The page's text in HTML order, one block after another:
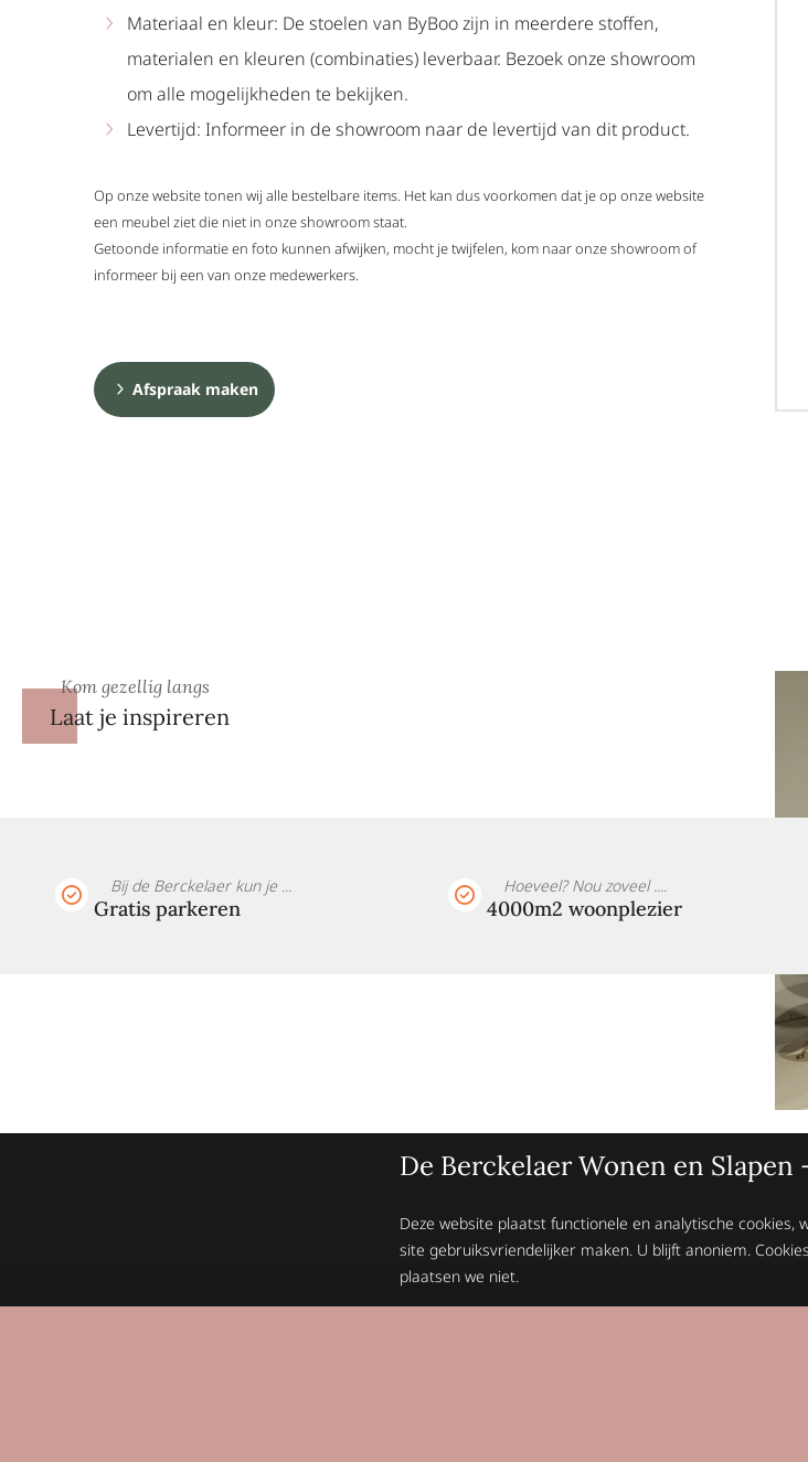
Materiaal en kleur: De stoelen van ByBoo zijn in meerdere stoffen,
materialen en kleuren (combinaties) leverbaar. Bezoek onze showroom
om alle mogelijkheden te bekijken.
Levertijd: Informeer in de showroom naar de levertijd van dit product.
Op onze website tonen wij alle bestelbare items. Het kan dus voorkomen dat je op onze website
een meubel ziet die niet in onze showroom staat.
Getoonde informatie en foto kunnen afwijken, mocht je twijfelen, kom naar onze showroom of
informeer bij een van onze medewerkers.
Afspraak maken
Kom gezellig langs
Laat je inspireren
Bij de Berckelaer kun je ...
Gratis parkeren
Hoeveel? Nou zoveel ....
4000m2 woonplezier
De Berckelaer Wonen en Slapen
Deze website plaatst functionele en analytische cookies,
site gebruiksvriendelijker maken. U blijft anoniem.
plaatsen we niet.